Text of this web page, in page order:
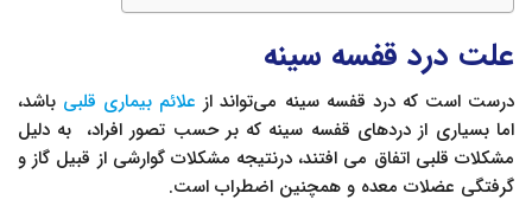
علت درد قفسه سینه
درست است که درد قفسه سینه می‌تواند از علائم بیماری قلبی باشد،
اما بسیاری از دردهای قفسه سینه که بر حسب تصور افراد، به دلیل
مشکلات قلبی اتفاق می افتند، درنتیجه مشکلات گوارشی از قبیل گاز و
گرفتگی عضلات معده و همچنین اضطراب است.